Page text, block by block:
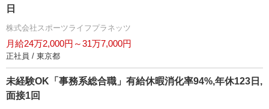
日
株式会社スポーツライフプラネッツ
月給24万2,000円～31万7,000円
正社員 / 東京都
未経験OK「事務系総合職」有給休暇消化率94%,年休123日,
面接1回